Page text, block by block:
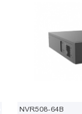
NVR508-64B